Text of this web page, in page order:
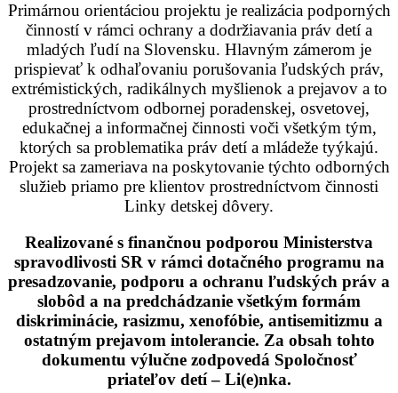
Primárnou orientáciou projektu je realizácia podporných
činností v rámci ochrany a dodržiavania práv detí a
mladých ľudí na Slovensku. Hlavným zámerom je
prispievať k odhaľovaniu porušovania ľudských práv,
extrémistických, radikálnych myšlienok a prejavov a to
prostredníctvom odbornej poradenskej, osvetovej,
edukačnej a informačnej činnosti voči všetkým tým,
ktorých sa problematika práv detí a mládeže tyýkajú.
Projekt sa zameriava na poskytovanie týchto odborných
služieb priamo pre klientov prostredníctvom činnosti
Linky detskej dôvery.
Realizované s finančnou podporou Ministerstva
spravodlivosti SR v rámci dotačného programu na
presadzovanie, podporu a ochranu ľudských práv a
slobôd a na predchádzanie všetkým formám
diskriminácie, rasizmu, xenofóbie, antisemitizmu a
ostatným prejavom intolerancie. Za obsah tohto
dokumentu výlučne zodpovedá Spoločnosť
priateľov detí – Li(e)nka.